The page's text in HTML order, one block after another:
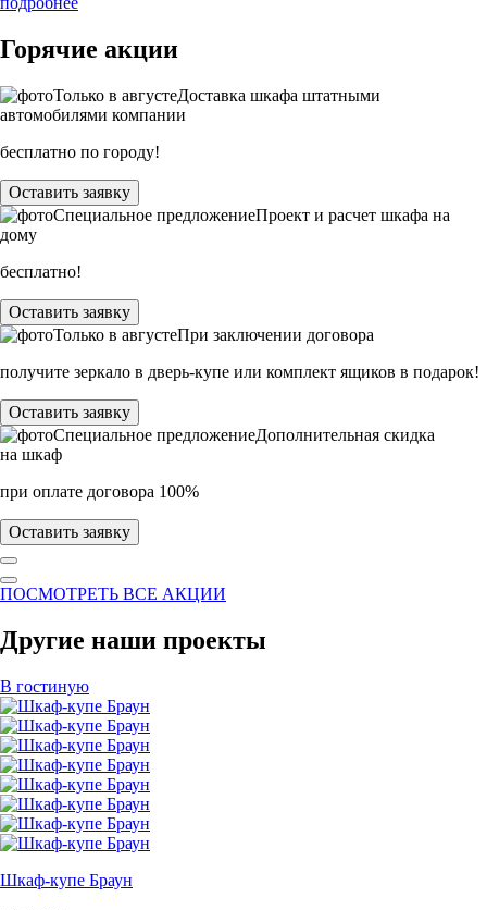
Горячие акции
Только в августеДоставка шкафа штатными
автомобилями компании
бесплатно по городу!
Оставить заявку
Специальное предложениеПроект и расчет шкафа на
дому
бесплатно!
Оставить заявку
Только в августеПри заключении договора
получите зеркало в дверь-купе или комплект ящиков в подарок!
Оставить заявку
Специальное предложениеДополнительная скидка
на шкаф
при оплате договора 100%
Оставить заявку
ПОСМОТРЕТЬ ВСЕ АКЦИИ
Другие наши проекты
В гостиную
Шкаф-купе Браун